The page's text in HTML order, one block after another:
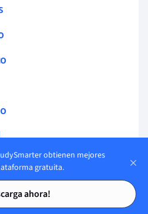
de estudio
de estudio
resultados
obtienen mejores
gratuita.
ahora!